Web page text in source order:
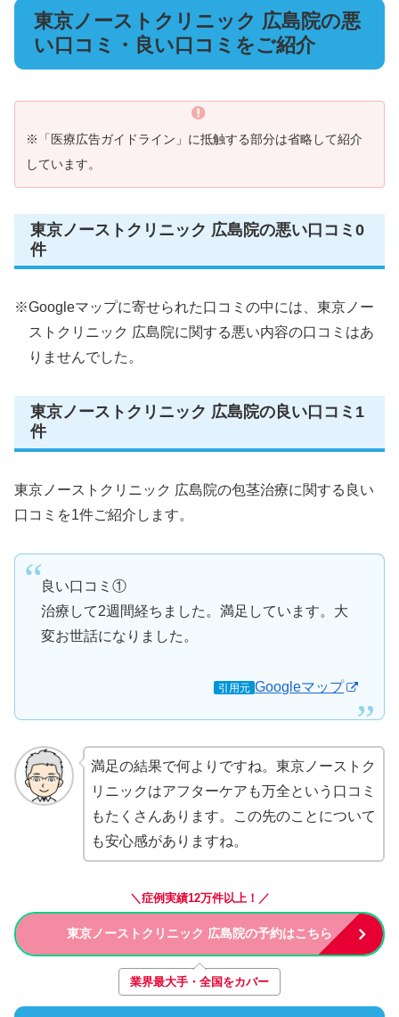
東京ノーストクリニック 広島院の悪
い口コミ・良い口コミをご紹介
※「医療広告ガイドライン」に抵触する部分は省略して紹介
しています。
東京ノーストクリニック 広島院の悪い口コミ0
件
※Googleマップに寄せられた口コミの中には、東京ノー
ストクリニック 広島院に関する悪い内容の口コミはあ
りませんでした。
東京ノーストクリニック 広島院の良い口コミ1
件
東京ノーストクリニック 広島院の包茎治療に関する良い
口コミを1件ご紹介します。
良い口コミ①
治療して2週間経ちました。満足しています。大
変お世話になりました。
引用元 Googleマップ
満足の結果で何よりですね。東京ノーストク
リニックはアフターケアも万全という口コミ
もたくさんあります。この先のことについて
も安心感がありますね。
＼症例実績12万件以上！／
東京ノーストクリニック 広島院の予約はこちら
業界最大手・全国をカバー